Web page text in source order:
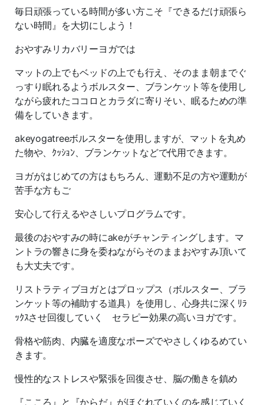
毎日頑張っている時間が多い方こそ『できるだけ頑張ら
ない時間』を大切にしよう！
おやすみリカバリーヨガでは
マットの上でもベッドの上でも行え、そのまま朝までぐ
っすり眠れるようボルスター、ブランケット等を使用し
ながら疲れたココロとカラダに寄りそい、眠るための準
備をしていきます。
akeyogatreeボルスターを使用しますが、マットを丸め
た物や、ｸｯｼｮﾝ、ブランケットなどで代用できます。
ヨガがはじめての方はもちろん、運動不足の方や運動が
苦手な方もご
安心して行えるやさしいプログラムです。
最後のおやすみの時にakeがチャンティングします。マ
ントラの響きに身を委ねながらそのままおやすみ頂いて
も大丈夫です。
リストラティブヨガとはプロップス（ボルスター、ブラ
ンケット等の補助する道具）を使用し、心身共に深くﾘﾗ
ｯｸｽさせ回復していく セラピー効果の高いヨガです。
骨格や筋肉、内臓を適度なポーズでやさしくゆるめてい
きます。
慢性的なストレスや緊張を回復させ、脳の働きを鎮め
『こころ』と『からだ』がほぐれていくのを感じていく